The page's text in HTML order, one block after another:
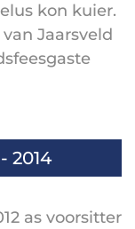
kon kuier.
Jaarsveld
2014
as voorsitter